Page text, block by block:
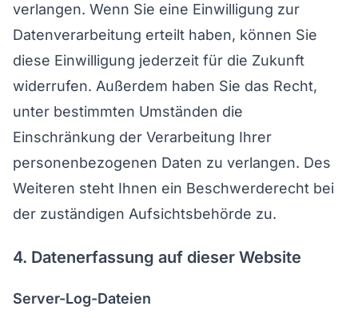
verlangen. Wenn Sie eine Einwilligung zur
Datenverarbeitung erteilt haben, können Sie
diese Einwilligung jederzeit für die Zukunft
widerrufen. Außerdem haben Sie das Recht,
unter bestimmten Umständen die
Einschränkung der Verarbeitung Ihrer
personenbezogenen Daten zu verlangen. Des
Weiteren steht Ihnen ein Beschwerderecht bei
der zuständigen Aufsichtsbehörde zu.
4. Datenerfassung auf dieser Website
Server-Log-Dateien